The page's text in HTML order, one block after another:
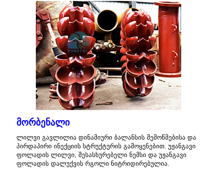
მორბენალი
ლილვი გავლილია დინამიური ბალანსის შემოწმებისა და
პირდაპირი ინექციის სტრუქტურის გამოყენებით. უჟანგავი
ფოლადის ლილვი, შესასხურებელი ნემსი და უჟანგავი
ფოლადის დალუქვის რგოლი ნიტრიდირებულია.